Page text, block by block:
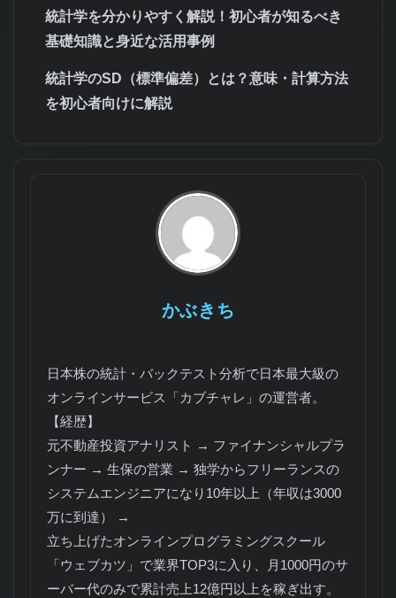
統計学を分かりやすく解説！初心者が知るべき
基礎知識と身近な活用事例
統計学のSD（標準偏差）とは？意味・計算方法
を初心者向けに解説
かぶきち
日本株の統計・バックテスト分析で日本最大級の
オンラインサービス「カブチャレ」の運営者。
【経歴】
元不動産投資アナリスト → ファイナンシャルプラ
ンナー → 生保の営業 → 独学からフリーランスの
システムエンジニアになり10年以上（年収は3000
万に到達） →
立ち上げたオンラインプログラミングスクール
「ウェブカツ」で業界TOP3に入り、月1000円のサ
ーバー代のみで累計売上12億円以上を稼ぎ出す。